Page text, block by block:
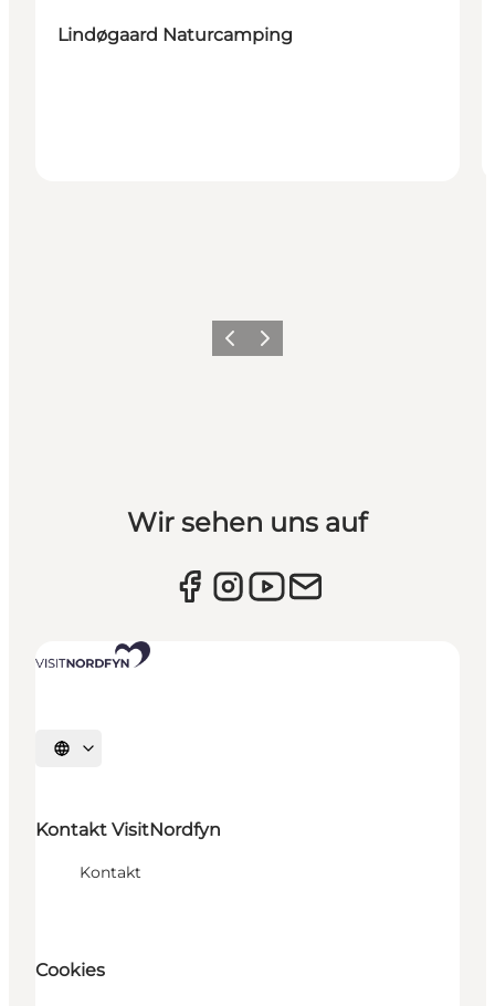
Lindøgaard Naturcamping
Vorherige Folie
Nächste Folie
Wir sehen uns auf
Sprache auswählen
Kontakt VisitNordfyn
Kontakt
Cookies